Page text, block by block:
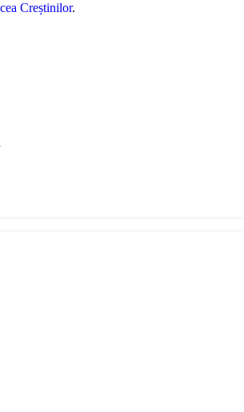
Creștinilor.